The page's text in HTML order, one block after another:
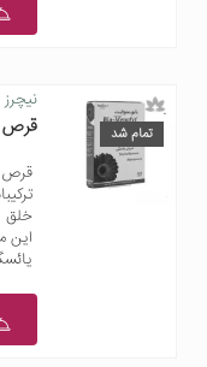
تمام شد قرص
قرص
خلق
این